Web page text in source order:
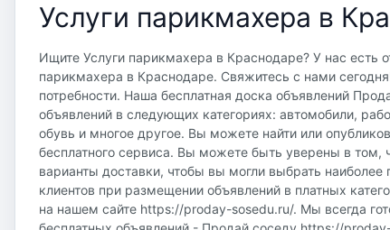
Услуги парикмахера в
Ищите Услуги парикмахера в Краснодаре? У нас есть
парикмахера в Краснодаре. Свяжитесь с нами
потребности. Наша бесплатная доска объявлений
объявлений в следующих категориях: автомобили,
обувь и многое другое. Вы можете найти или
бесплатного сервиса. Вы можете быть уверены в том,
варианты доставки, чтобы вы могли выбрать
клиентов при размещении объявлений в платных
на нашем сайте https://proday-sosedu.ru/. Мы всегда